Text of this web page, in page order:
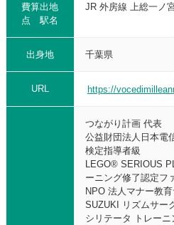
費算出地
点 駅名
JR 外房線 上総一ノ
出身地 千葉県
URL https://
つながり計画 代表
公益財団法人日本電
検定指導者級
LEGO® SERIOUS
ーニング修了認定フ
NPO 法人マナー教
SUZUKI リズムサー
シリテータ トレー